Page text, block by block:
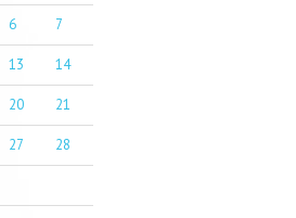
6 7
13 14
20 21
27 28